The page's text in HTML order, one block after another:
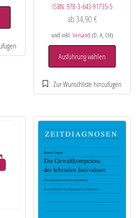
ISBN: 978-3-643-91735-5
ab34,90 €
und inkl. Versand (D, A, CH)
Ausführung wählen